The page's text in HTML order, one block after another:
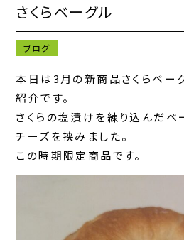
さくらベーグル
ブログ
本日は3月の新商品さくらベー
紹介です。
さくらの塩漬けを練り込んだベ
チーズを挟みました。
この時期限定商品です。